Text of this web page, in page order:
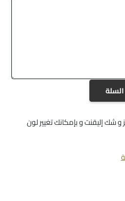
إليقنت و بإمكانك تغيير لون